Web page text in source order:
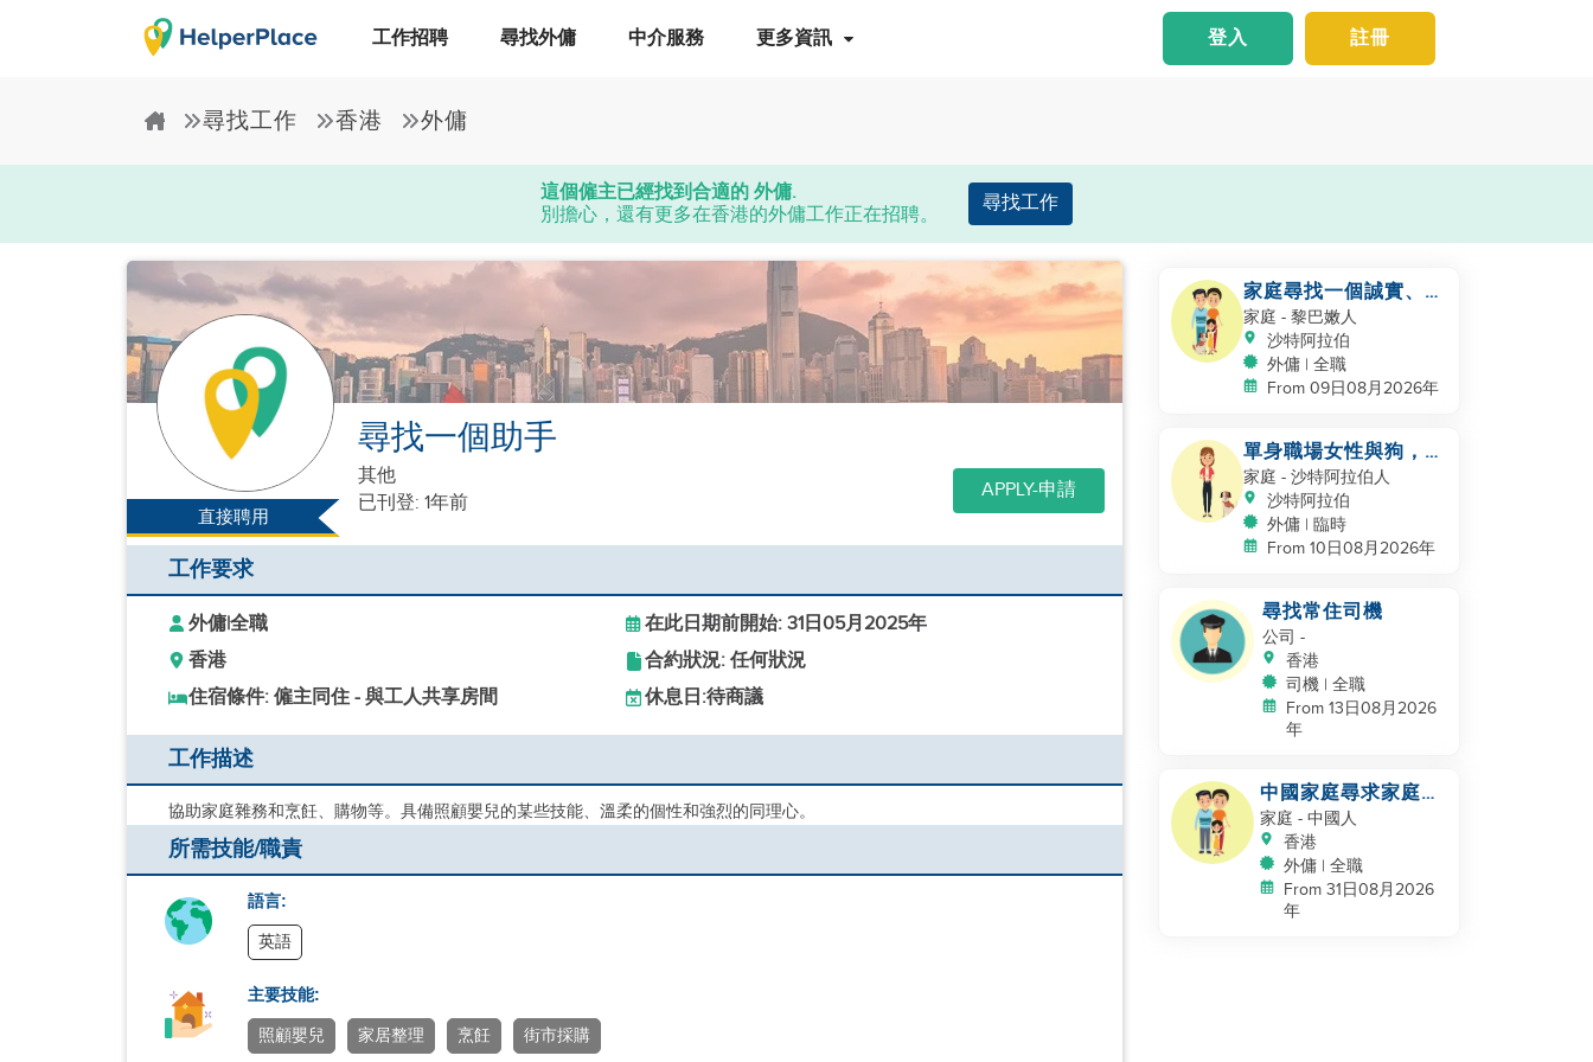
工作招聘 尋找外傭 中介服務 更多資訊 註冊
登入
尋找工作 香港 外傭
這個僱主已經找到合適的 外傭.
別擔心，還有更多在香港的外傭工作正在招聘。
尋找工作
直接聘用
尋找一個助手
其他
已刊登: 1年前
APPLY-申請
工作要求
外傭|全職
在此日期前開始: 31日05月2025年
香港
合約狀況: 任何狀況
住宿條件: 僱主同住 - 與工人共享房間
休息日:待商議
工作描述
協助家庭雜務和烹飪、購物等。具備照顧嬰兒的某些技能、溫柔的個性和強烈的同理心。
所需技能/職責
語言:
英語
主要技能:
照顧嬰兒 家居整理 烹飪 街市採購
家庭尋找一個誠實、善
良、勤奮的工作者
家庭 - 黎巴嫩人
沙特阿拉伯
外傭 | 全職
From 09日08月2026年
單身職場女性與狗，北
Riyadh
家庭 - 沙特阿拉伯人
沙特阿拉伯
外傭 | 臨時
From 10日08月2026年
尋找常住司機
公司 -
香港
司機 | 全職
From 13日08月2026
年
中國家庭尋求家庭幫
手
家庭 - 中國人
香港
外傭 | 全職
From 31日08月2026
年